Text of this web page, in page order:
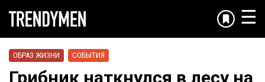
☰
ОБРАЗ ЖИЗНИ СОБЫТИЯ
Грибник наткнулся в лесу на